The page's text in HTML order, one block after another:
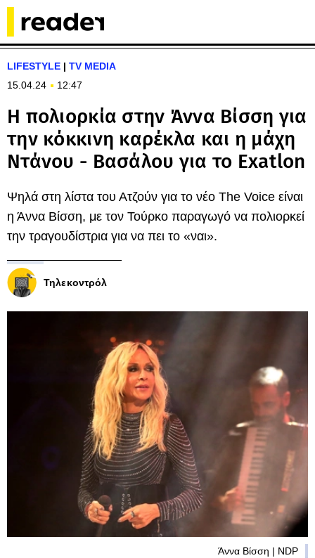
LIFESTYLE | TV MEDIA
15.04.24
12:47
Η πολιορκία στην Άννα Βίσση για
την κόκκινη καρέκλα και η μάχη
Ντάνου - Βασάλου για το Exatlon
Ψηλά στη λίστα του Ατζούν για το νέο The Voice είναι
η Άννα Βίσση, με τον Τούρκο παραγωγό να πολιορκεί
την τραγουδίστρια για να πει το «ναι».
Τηλεκοντρόλ
Άννα Βίσση | NDP